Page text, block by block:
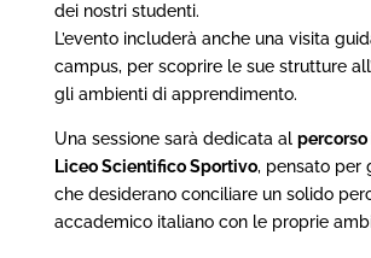
dei nostri studenti.
L’evento includerà anche una visita
campus, per scoprire le sue strutture
gli ambienti di apprendimento.
Una sessione sarà dedicata al
Liceo Scientifico Sportivo, pensato per
che desiderano conciliare un solido
accademico italiano con le proprie